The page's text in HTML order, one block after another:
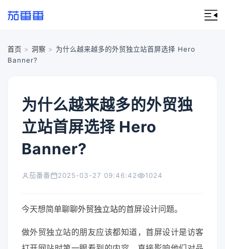
首页 > 洞察 > 为什么越来越多的外贸独立站首屏选择 Hero
Banner?
为什么越来越多的外贸独
立站首屏选择 Hero
Banner?
茄番番 2025-03-27 09:46:42 1024
今天想简单聊聊外贸独立站的首屏设计问题。
做外贸独立站的朋友应该都知道，首屏设计是访客